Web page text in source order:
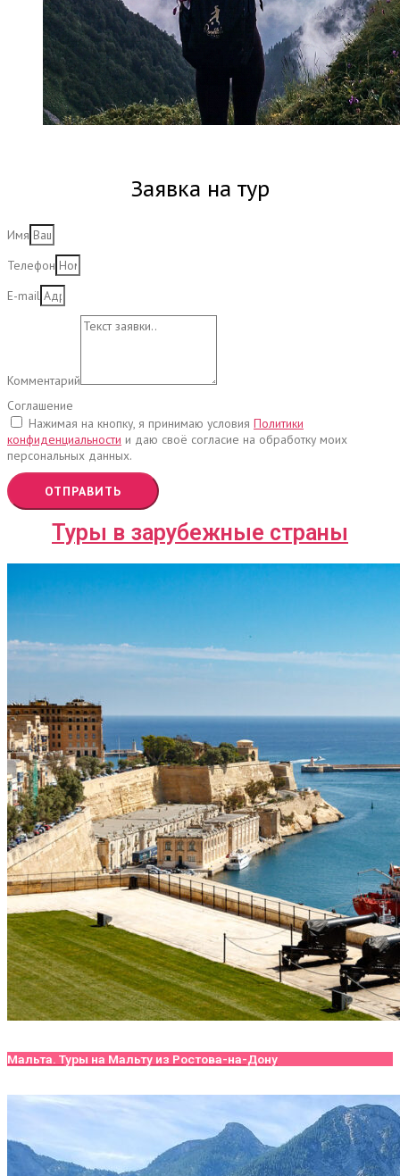
Заявка на тур
Имя
Телефон
E-mail
Комментарий
Соглашение
Нажимая на кнопку, я принимаю условия Политики
конфиденциальности и даю своё согласие на обработку моих
персональных данных.
ОТПРАВИТЬ
Туры в зарубежные страны
Мальта. Туры на Мальту из Ростова-на-Дону